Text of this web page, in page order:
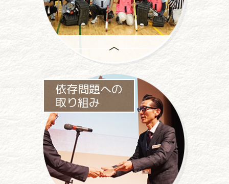
助成事業は、
一般社団法人パチンコパチスロ
社会貢献機構の
中心事業です
依存問題への
取り組み